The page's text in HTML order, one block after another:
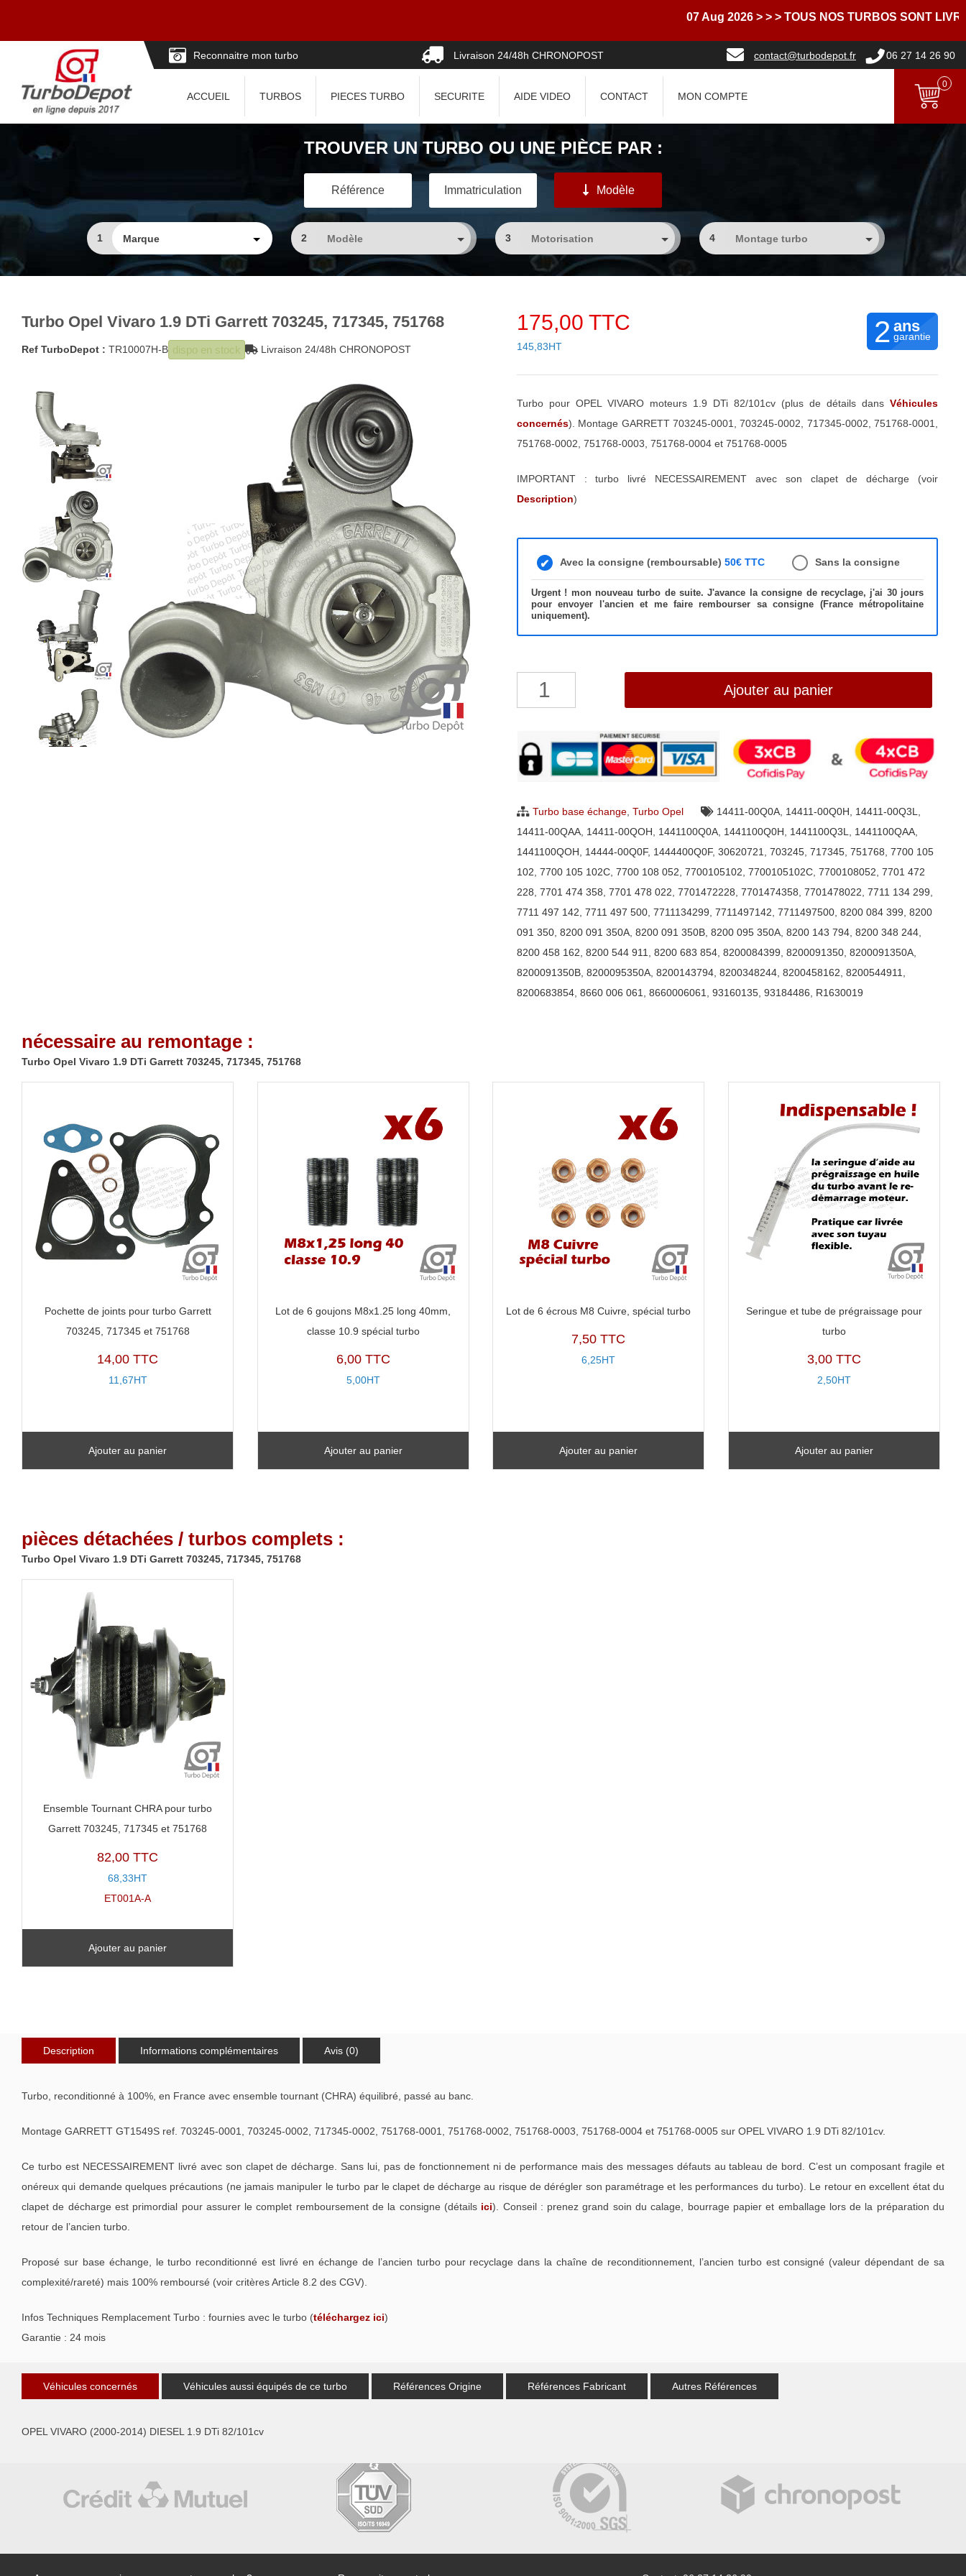
07 Aug 2026 > > > TOUS NOS TURBOS SONT LIVRES
Reconnaitre mon turbo Livraison 24/48h CHRONOPOST contact@turbodepot.fr 06 27 14 26 90
ACCUEIL TURBOS PIECES TURBO SECURITE AIDE VIDEO CONTACT MON COMPTE
0
TROUVER UN TURBO OU UNE PIÈCE PAR :
Référence Immatriculation Modèle
1 2 3 4
Turbo Opel Vivaro 1.9 DTi Garrett 703245, 717345, 751768
Ref TurboDepot : TR10007H-B dispo en stock Livraison 24/48h CHRONOPOST
175,00 TTC
145,83HT 2 ans
garantie
Turbo pour OPEL VIVARO moteurs 1.9 DTi 82/101cv (plus de détails dansVéhicules
concernés). Montage GARRETT 703245-0001, 703245-0002, 717345-0002, 751768-0001,
751768-0002, 751768-0003, 751768-0004 et 751768-0005
IMPORTANT : turbo livré NECESSAIREMENT avec son clapet de décharge (voir
Description)
Avec la consigne (remboursable) 50€ TTC Sans la consigne
Urgent ! mon nouveau turbo de suite. J'avance la consigne de recyclage, j'ai 30 jours
pour envoyer l'ancien et me faire rembourser sa consigne (France métropolitaine
uniquement).
quantité
Opel
Vivaro
Ajouter au panier
Turbo base échange, Turbo Opel 14411-00Q0A, 14411-00Q0H 14411-00Q3L
14411-00QAA, 14411-00QOH 1441100Q0A, 1441100Q0H 1441100Q3L 1441100QAA,
1441100QOH
14444-00Q0F, 1444400Q0F, 30620721 703245, 717345, 751768 7700 105
102 7700 105 102C, 7700 108 052 7700105102 7700105102C, 7700108052 7701 472
228 7701 474 358 7701 478 022 7701472228 7701474358 7701478022 7711 134 299
7711 497 142 7711 497 500, 7711134299 7711497142 7711497500, 8200 084 399 8200
091 350, 8200 091 350A, 8200 091 350B, 8200 095 350A, 8200 143 794, 8200 348 244,
8200 458 162 8200 544 911 8200 683 854, 8200084399 8200091350, 8200091350A,
8200091350B, 8200095350A, 8200143794, 8200348244, 8200458162 8200544911
8200683854, 8660 006 061 8660006061 93160135, 93184486 R1630019
nécessaire au remontage :
Turbo Opel Vivaro 1.9 DTi Garrett 703245, 717345, 751768
Pochette de joints pour turbo Garrett
703245, 717345 et 751768
14,00 TTC
11,67HT
Ajouter au panier
Lot de 6 goujons M8x1.25 long 40mm,
classe 10.9 spécial turbo
6,00 TTC
5,00HT
Ajouter au panier
Lot de 6 écrous M8 Cuivre, spécial turbo
7,50 TTC
6,25HT
Ajouter au panier
Seringue et tube de prégraissage pour
turbo
3,00 TTC
2,50HT
Ajouter au panier
pièces détachées / turbos complets :
Turbo Opel Vivaro 1.9 DTi Garrett 703245, 717345, 751768
Ensemble Tournant CHRA pour turbo
Garrett 703245, 717345 et 751768
82,00 TTC
68,33HT
ET001A-A
Ajouter au panier
Description Informations complémentaires Avis (0)
Turbo, reconditionné à 100%, en France avec ensemble tournant (CHRA) équilibré, passé au banc.
Montage GARRETT GT1549S ref. 703245-0001, 703245-0002, 717345-0002, 751768-0001, 751768-0002, 751768-0003, 751768-0004 et 751768-0005 sur OPEL VIVARO 1.9 DTi 82/101cv.
Ce turbo est NECESSAIREMENT livré avec son clapet de décharge. Sans lui, pas de fonctionnement ni de performance mais des messages défauts au tableau de bord. C’est un composant fragile et
onéreux qui demande quelques précautions (ne jamais manipuler le turbo par le clapet de décharge au risque de dérégler son paramétrage et les performances du turbo). Le retour en excellent état du
clapet de décharge est primordial pour assurer le complet remboursement de la consigne (détails ici). Conseil : prenez grand soin du calage, bourrage papier et emballage lors de la préparation du
retour de l’ancien turbo.
Proposé sur base échange, le turbo reconditionné est livré en échange de l’ancien turbo pour recyclage dans la chaîne de reconditionnement, l’ancien turbo est consigné (valeur dépendant de sa
complexité/rareté) mais 100% remboursé (voir critères Article 8.2 des CGV).
Infos Techniques Remplacement Turbo : fournies avec le turbo (téléchargez ici)
Garantie : 24 mois
Véhicules concernés Véhicules aussi équipés de ce turbo Références Origine Références Fabricant Autres Références
OPEL VIVARO (2000-2014) DIESEL 1.9 DTi 82/101cv